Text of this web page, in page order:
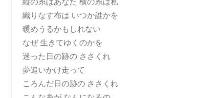
織りなす布は いつか誰かを
暖めうるかもしれない
なぜ 生きてゆくのかを
迷った日の跡の ささくれ
夢追いかけ走って
ころんだ日の跡の ささくれ